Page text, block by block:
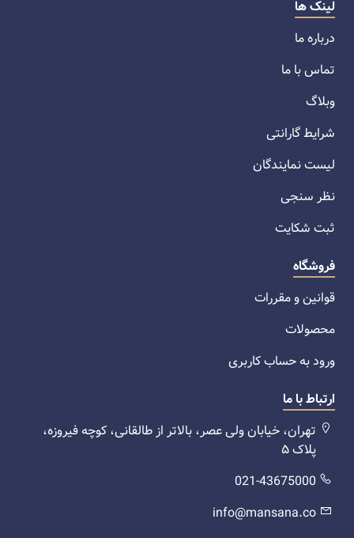
لینک ها
درباره ما
تماس با ما
وبلاگ
شرایط گارانتی
لیست نمایندگان
نظر سنجی
ثبت شکایت
فروشگاه
قوانین و مقررات
محصولات
ورود به حساب کاربری
ارتباط با ما
تهران، خیابان ولی عصر، بالاتر از طالقانی، کوچه فیروزه،
پلاک ۵
021-43675000
info@mansana.co